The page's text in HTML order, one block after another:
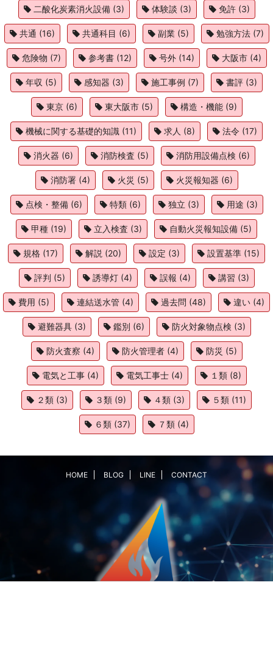
二酸化炭素消火設備(3) 体験談 (3) 免許(3)
共通 (16) 共通科目 (6) 副業(5) 勉強方法(7)
危険物 (7) 参考書(12) 号外(14) 大阪市(4)
年収 (5) 感知器 (3) 施工事例 (7) 書評 (3)
東京(6) 東大阪市(5) 構造・機能(9)
機械に関する基礎的知識 (11) 求人 (8) 法令 (17)
消火器 (6) 消防検査 (5) 消防用設備点検 (6)
消防署(4) 火災 (5) 火災報知器 (6)
点検・整備(6) 特類(6) 独立 (3) 用途 (3)
甲種 (19) 立入検査 (3) 自動火災報知設備 (5)
規格 (17) 解説 (20) 設定 (3) 設置基準 (15)
評判 (5) 誘導灯(4) 誤報 (4) 講習 (3)
費用 (5) 連結送水管 (4) 過去問 (48) 違い (4)
避難器具(3) 鑑別 (6) 防火対象物点検 (3)
防火査察 (4) 防火管理者(4) 防災 (5)
電気と工事(4) 電気工事士(4) １類(8)
２類 (3) ３類 (9) ４類 (3) ５類 (11)
６類(37) ７類(4)
HOME BLOG LINE CONTACT